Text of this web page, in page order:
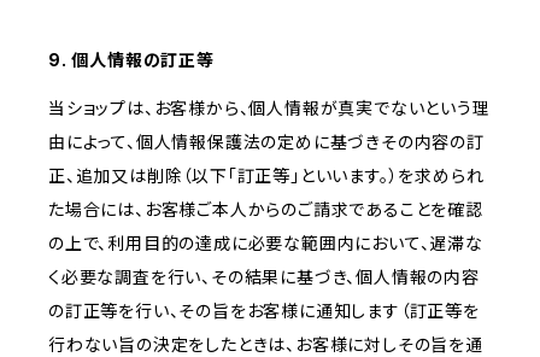
9. 個人情報の訂正等
当ショップは、お客様から、個人情報が真実でないという理
由によって、個人情報保護法の定めに基づきその内容の訂
正、追加又は削除（以下「訂正等」といいます。）を求められ
た場合には、お客様ご本人からのご請求であることを確認
の上で、利用目的の達成に必要な範囲内において、遅滞な
く必要な調査を行い、その結果に基づき、個人情報の内容
の訂正等を行い、その旨をお客様に通知します（訂正等を
行わない旨の決定をしたときは、お客様に対しその旨を通